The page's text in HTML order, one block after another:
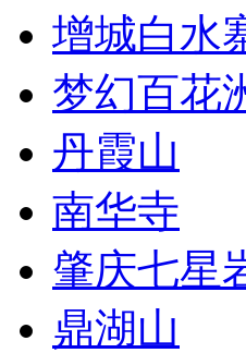
增城白水
梦幻百花
丹霞山
南华寺
肇庆七星
鼎湖山